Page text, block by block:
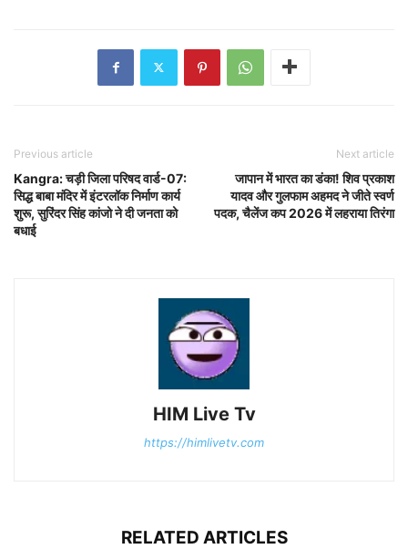
Previous article
Kangra: चड़ी जिला परिषद वार्ड-07:
सिद्ध बाबा मंदिर में इंटरलॉक निर्माण कार्य
शुरू, सुरिंदर सिंह कांजो ने दी जनता को
बधाई
Next article
जापान में भारत का डंका! शिव प्रकाश
यादव और गुलफाम अहमद ने जीते स्वर्ण
पदक, चैलेंज कप 2026 में लहराया तिरंगा
HIM Live Tv
https://himlivetv.com
RELATED ARTICLES